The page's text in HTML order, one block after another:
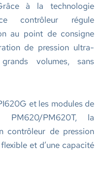
à la technologie
contrôleur régule
au point de consigne
de pression ultra-
volumes, sans
et les modules de
PM620/PM620T, la
contrôleur de pression
et d’une capacité